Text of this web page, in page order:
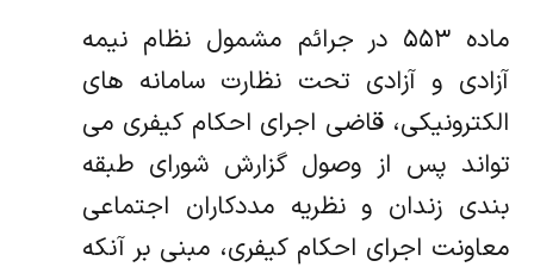
ماده ۵۵۳ در جرائم مشمول نظام نیمه
آزادی و آزادی تحت نظارت سامانه‏ های
الکترونیکی، قاضی اجرای احکام کیفری می
تواند پس از وصول گزارش شورای طبقه
بندی زندان و نظریه مددکاران اجتماعی
معاونت اجرای احکام کیفری، مبنی بر آنکه